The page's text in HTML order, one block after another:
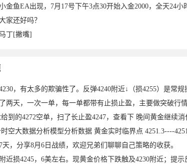
03-
金鱼EA出现，7月17号下午3点30开始入金2000，全天24小
家还好吗？
丁[撇嘴]
，有太多的欺骗性了。反弹4240附近↓（损4255）是常
两天，一次一单，每一单都带有止损止盈，主要做突破行
到的4272空单，扫了长止盈4247，查看下 晚间黄金继续
空大数据分析模型分析数据 黄金实时临界点 4251.3----
天，分享8月6日战绩，欢迎兄弟们聊聊自己策略的收获。
近损4245，6美左右。现黄金价格下跌触及4230附近；提示